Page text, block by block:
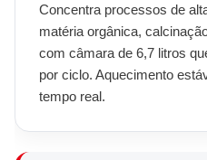
Concentra processos de
matéria orgânica,
com câmara de 6,7 litros
por ciclo. Aquecimento
tempo real.